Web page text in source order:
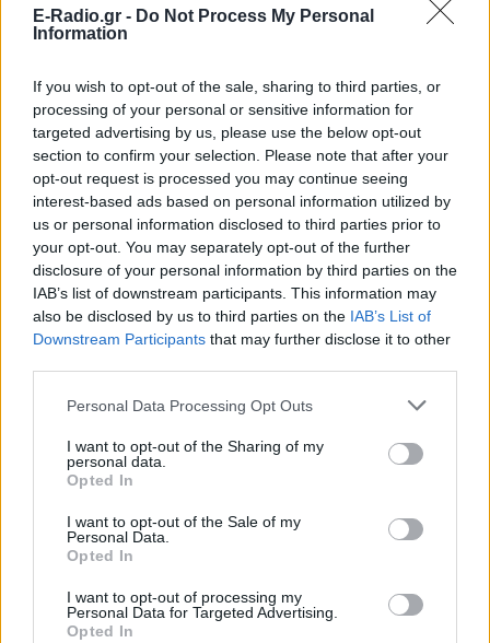
E-Radio.gr - Do Not Process My Personal
Information
If you wish to opt-out of the sale, sharing to third parties, or
processing of your personal or sensitive information for
targeted advertising by us, please use the below opt-out
section to confirm your selection. Please note that after your
opt-out request is processed you may continue seeing
interest-based ads based on personal information utilized by
us or personal information disclosed to third parties prior to
your opt-out. You may separately opt-out of the further
disclosure of your personal information by third parties on the
IAB’s list of downstream participants. This information may
also be disclosed by us to third parties on the IAB’s List of
Downstream Participants that may further disclose it to other
Personal Data Processing Opt Outs
I want to opt-out of the Sharing of my
personal data.
Opted In
I want to opt-out of the Sale of my
Personal Data.
Opted In
I want to opt-out of processing my
Personal Data for Targeted Advertising.
Opted In
Ακολουθήστε το E-Radio.gr στο Google News
και μάθετε πρώτοιτα πιο hot νέα
Για ακόμη περισσότερα νέα , μπείτε στηνροή
Ακολουθήστε το E-Radio.gr και στο Instagram
ΔΙΑΦΗΜΙΣΗ